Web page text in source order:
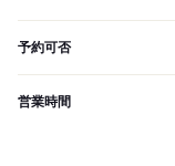
予約可否
営業時間